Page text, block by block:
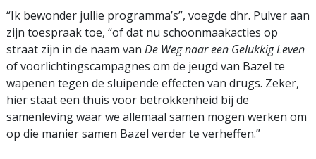
“Ik bewonder jullie programma’s”, voegde dhr. Pulver aan
zijn toespraak toe, “of dat nu schoonmaakacties op
straat zijn in de naam van De Weg naar een Gelukkig Leven
of voorlichtingscampagnes om de jeugd van Bazel te
wapenen tegen de sluipende effecten van drugs. Zeker,
hier staat een thuis voor betrokkenheid bij de
samenleving waar we allemaal samen mogen werken om
op die manier samen Bazel verder te verheffen.”